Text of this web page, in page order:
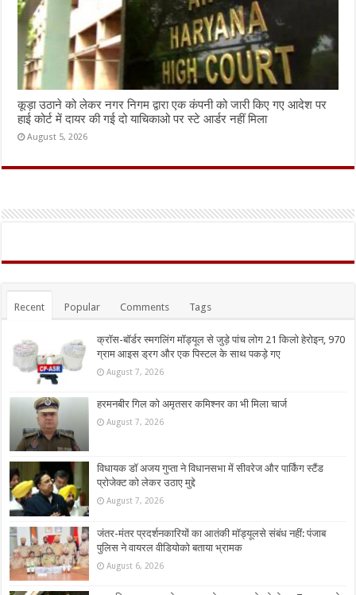
कूड़ा उठाने को लेकर नगर निगम द्वारा एक कंपनी को जारी किए गए आदेश पर
हाई कोर्ट में दायर की गई दो याचिकाओ पर स्टे आर्डर नहीं मिला
August 5, 2026
Recent Popular Comments Tags
क्रॉस-बॉर्डर स्मगलिंग मॉड्यूल से जुड़े पांच लोग 21 किलो हेरोइन, 970
ग्राम आइस ड्रग और एक पिस्टल के साथ पकड़े गए
August 7, 2026
हरमनबीर गिल को अमृतसर कमिश्नर का भी मिला चार्ज
August 7, 2026
विधायक डॉ अजय गुप्ता ने विधानसभा में सीवरेज और पार्किंग स्टैंड
प्रोजेक्ट को लेकर उठाए मुद्दे
August 7, 2026
जंतर-मंतर प्रदर्शनकारियों का आतंकी मॉड्यूलसे संबंध नहीं: पंजाब
पुलिस ने वायरल वीडियोको बताया भ्रामक
August 6, 2026